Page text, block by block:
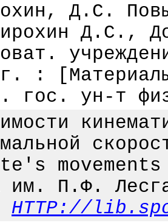
Д.С.
Д.С.,
:
гос. ун-т
им. П.Ф.
HTTP://